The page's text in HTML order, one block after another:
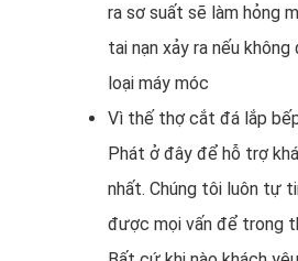
ra sơ suất sẽ làm hỏng
tai nạn xảy ra nếu
loại máy móc
Vì thế thợ cắt đá lắp
Phát ở đây để hỗ trợ
nhất. Chúng tôi luôn tự
được mọi vấn để trong